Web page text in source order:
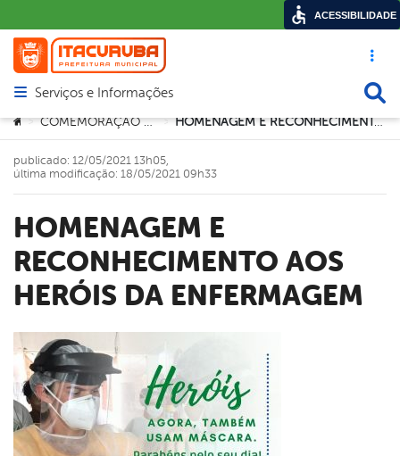
Acesso
Abrir menu principal de navegação
Serviços e Informações
Você está aqui:
> COMEMORAÇÃO NACIONAL > HOMENAGEM E RECONHECIMENTO AOS HERÓIS DA ENFERMAGEM
HOMENAGEM E
RECONHECIMENTO AOS
HERÓIS DA ENFERMAGEM
publicado: 12/05/2021 13h05,
última modificação: 18/05/2021 09h33
ACESSIBILIDADE